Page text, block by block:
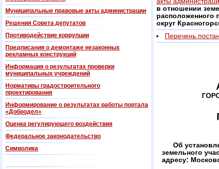
Муниципальные правовые акты администрации
Решения Совета депутатов
Противодействие коррупции
Предписания о демонтаже незаконных
рекламных конструкций
Информация о результатах проверки
муниципальных учреждений
Нормативы градостроительного
проектирования
Информирование о результатах работы портала
«Добродел»
Оценка регулирующего воздействия
Федеральнoe законодательство
Символика
в отношении
расположенного
округ
Перечень
Об
земельного
адресу: